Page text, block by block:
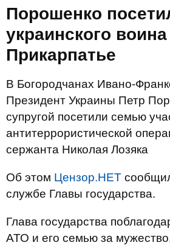
Порошенко
украинского
Прикарпатье
В Богородчанах Ивано-
Президент Украины Петр
супругой посетили семью
антитеррористической
сержанта Николая Лозяка
Об этом Цензор.НЕТ
службе Главы государства.
Глава государства
АТО и его семью за